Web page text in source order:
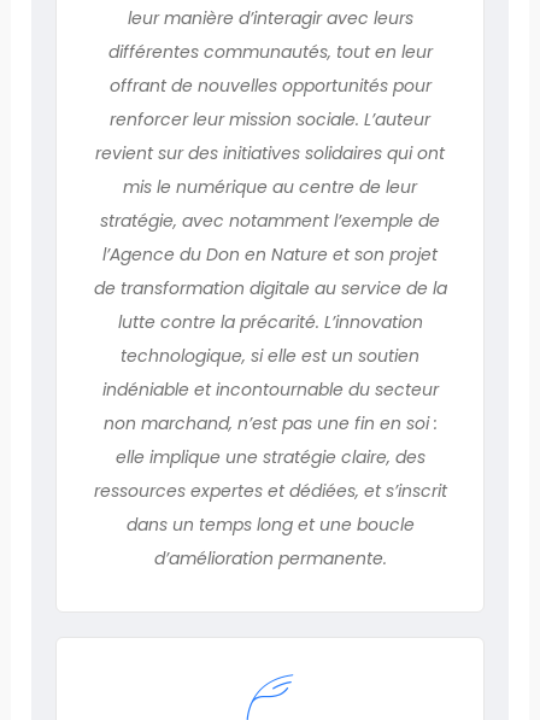
leur manière d’interagir avec leurs
différentes communautés, tout en leur
offrant de nouvelles opportunités pour
renforcer leur mission sociale. L’auteur
revient sur des initiatives solidaires qui ont
mis le numérique au centre de leur
stratégie, avec notamment l’exemple de
l’Agence du Don en Nature et son projet
de transformation digitale au service de la
lutte contre la précarité. L’innovation
technologique, si elle est un soutien
indéniable et incontournable du secteur
non marchand, n’est pas une fin en soi :
elle implique une stratégie claire, des
ressources expertes et dédiées, et s’inscrit
dans un temps long et une boucle
d’amélioration permanente.